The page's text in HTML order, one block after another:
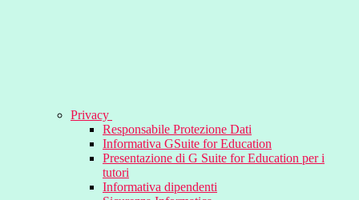
Privacy
Responsabile Protezione Dati
Informativa GSuite for Education
Presentazione di G Suite for Education per i
tutori
Informativa dipendenti